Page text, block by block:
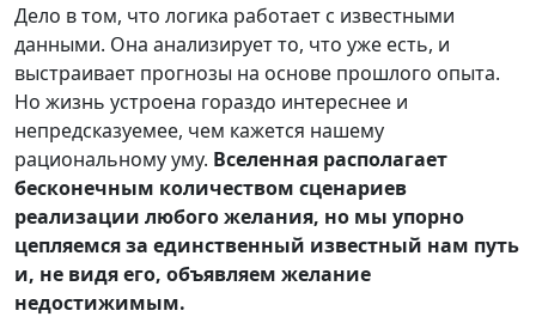
Дело в том, что логика работает с известными
данными. Она анализирует то, что уже есть, и
выстраивает прогнозы на основе прошлого опыта.
Но жизнь устроена гораздо интереснее и
непредсказуемее, чем кажется нашему
рациональному уму. Вселенная располагает
бесконечным количеством сценариев
реализации любого желания, но мы упорно
цепляемся за единственный известный нам путь
и, не видя его, объявляем желание
недостижимым.